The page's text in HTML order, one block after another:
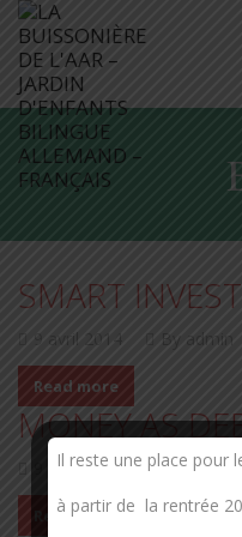
SMART
9 avril 2014 By admin
Read more
MONEY AS
9 avril 2014 By admin
Read more
Il reste une place pour
à partir de la rentrée